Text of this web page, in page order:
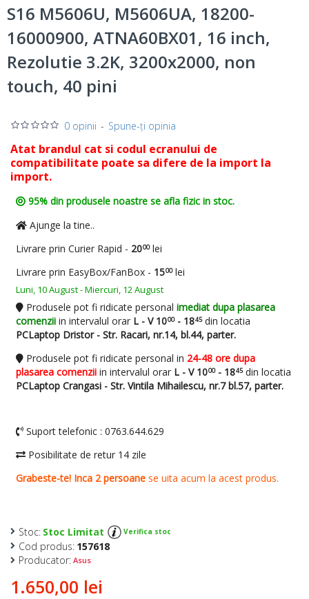
S16 M5606U, M5606UA, 18200-
16000900, ATNA60BX01, 16 inch,
Rezolutie 3.2K, 3200x2000, non
touch, 40 pini
Atat brandul cat si codul ecranului de
compatibilitate poate sa difere de la import la
import.
0 opinii - Spune-ţi opinia
1.650,00 lei
Stoc: Stoc Limitat Verifica stoc
Cod produs: 157618
Producator: Asus